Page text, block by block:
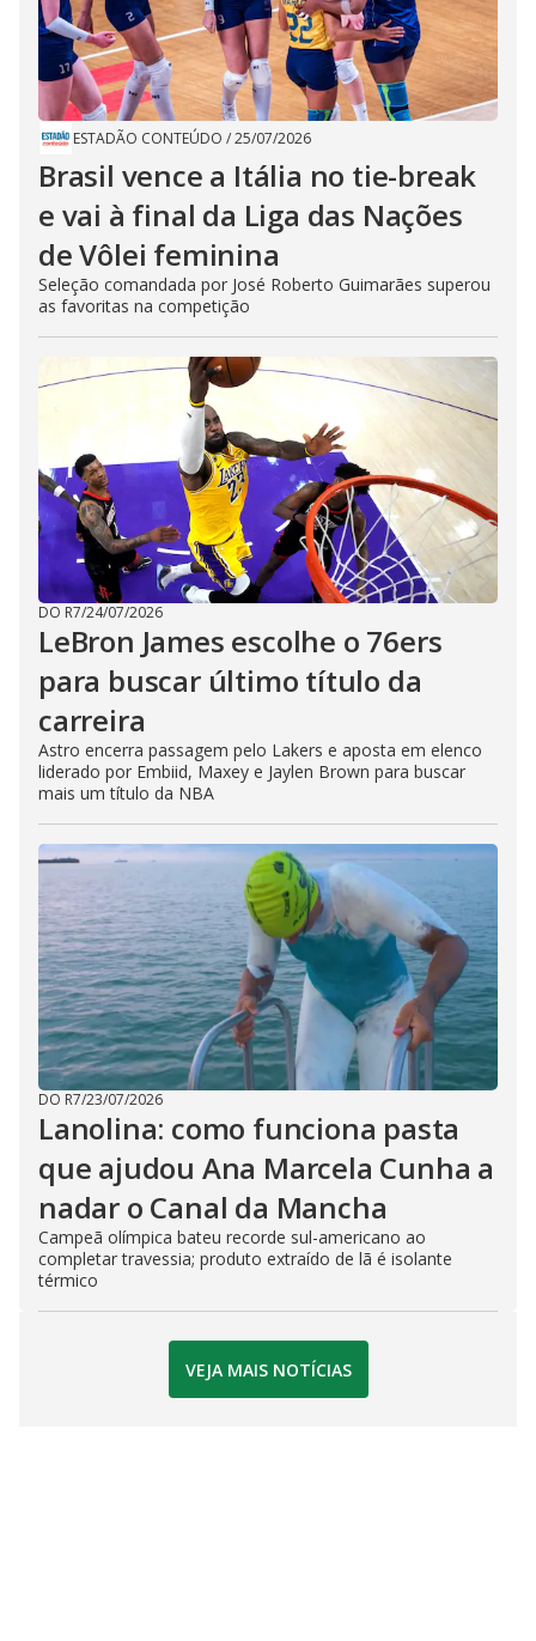
ESTADÃO CONTEÚDO /25/07/2026
Brasil vence a Itália no tie-break
e vai à final da Liga das Nações
de Vôlei feminina
Seleção comandada por José Roberto Guimarães superou
as favoritas na competição
DO R7/24/07/2026
LeBron James escolhe o 76ers
para buscar último título da
carreira
Astro encerra passagem pelo Lakers e aposta em elenco
liderado por Embiid, Maxey e Jaylen Brown para buscar
mais um título da NBA
DO R7/23/07/2026
Lanolina: como funciona pasta
que ajudou Ana Marcela Cunha a
nadar o Canal da Mancha
Campeã olímpica bateu recorde sul-americano ao
completar travessia; produto extraído de lã é isolante
térmico
VEJA MAIS NOTÍCIAS